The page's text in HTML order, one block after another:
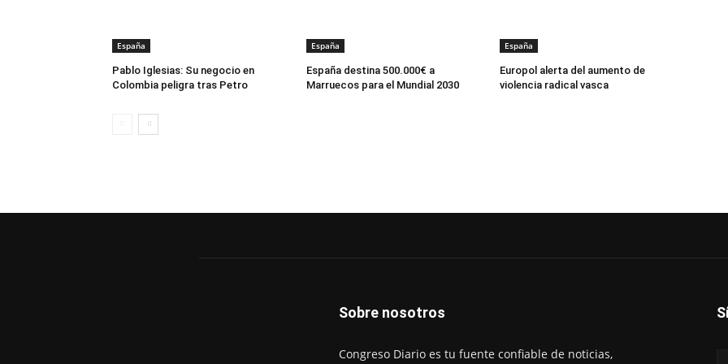
España
Pablo Iglesias: Su negocio en
Colombia peligra tras Petro
España
España destina 500.000€ a
Marruecos para el Mundial 2030
España
Europol alerta del aumento de
violencia radical vasca
Sobre nosotros
Congreso Diario es tu fuente confiable de noticias,